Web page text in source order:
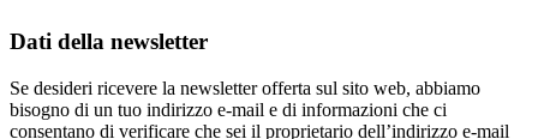
Dati della newsletter
Se desideri ricevere la newsletter offerta sul sito web, abbiamo
bisogno di un tuo indirizzo e-mail e di informazioni che ci
consentano di verificare che sei il proprietario dell’indirizzo e-mail